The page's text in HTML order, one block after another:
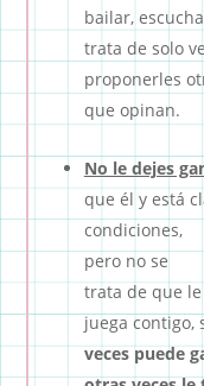
bailar,
trata de solo
proponerles
que opinan.
No le dejes
que él y está
condiciones,
pero no se
trata de que le
juega contigo,
veces puede